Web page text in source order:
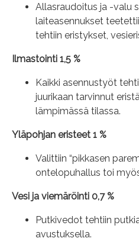
Allasraudoitus ja -valu
laiteasennukset
tehtiin eristykset,
Ilmastointi 1,5 %
Kaikki asennustyöt
juurikaan tarvinnut
lämpimässä tilassa.
Yläpohjan eristeet 1 %
Valittiin “pikkasen
ontelopuhallus toi
Vesi ja viemäröinti 0,7 %
Putkivedot tehtiin
avustuksella.